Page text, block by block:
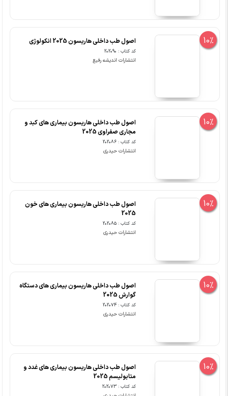
10% اصول طب داخلی هاریسون 2025 انکولوژی
کد کتاب : 202090
انتشارات اندیشه رفیع
10%
اصول طب داخلی هاریسون بیماری های کبد و
مجاری صفراوی 2025
کد کتاب : 202086
انتشارات حیدری
10%
اصول طب داخلی هاریسون بیماری های خون
2025
کد کتاب : 202085
انتشارات حیدری
10%
اصول طب داخلی هاریسون بیماری های دستگاه
گوارش 2025
کد کتاب : 202074
انتشارات حیدری
10%
اصول طب داخلی هاریسون بیماری های غدد و
متابولیسم 2025
کد کتاب : 202073